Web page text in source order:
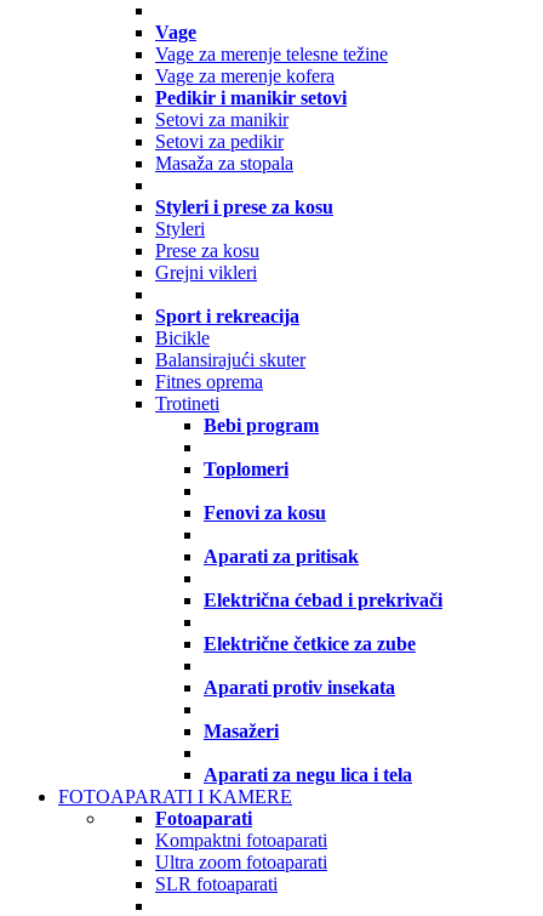
Vage
Vage za merenje telesne težine
Vage za merenje kofera
Pedikir i manikir setovi
Setovi za manikir
Setovi za pedikir
Masaža za stopala
Styleri i prese za kosu
Styleri
Prese za kosu
Grejni vikleri
Sport i rekreacija
Bicikle
Balansirajući skuter
Fitnes oprema
Trotineti
Bebi program
Toplomeri
Fenovi za kosu
Aparati za pritisak
Električna ćebad i prekrivači
Električne četkice za zube
Aparati protiv insekata
Masažeri
Aparati za negu lica i tela
FOTOAPARATI I KAMERE
Fotoaparati
Kompaktni fotoaparati
Ultra zoom fotoaparati
SLR fotoaparati